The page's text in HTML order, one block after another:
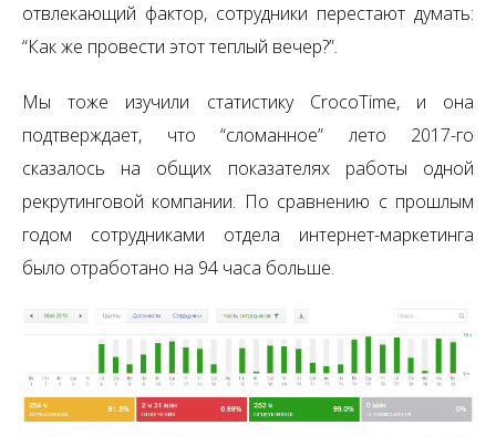
отвлекающий фактор, сотрудники перестают думать:
“Как же провести этот теплый вечер?”.
Мы тоже изучили статистику CrocoTime, и она
подтверждает, что “сломанное” лето 2017-го
сказалось на общих показателях работы одной
рекрутинговой компании. По сравнению с прошлым
годом сотрудниками отдела интернет-маркетинга
было отработано на 94 часа больше.